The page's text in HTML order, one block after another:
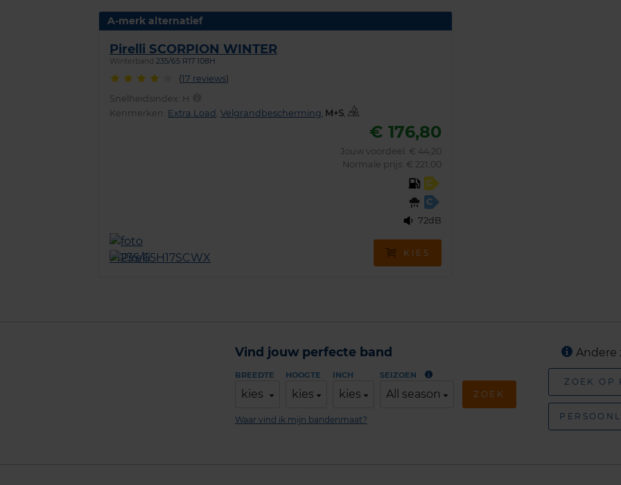
A-merk alternatief
Pirelli SCORPION WINTER
Winterband 235/65 R17 108H
(17 reviews)
Snelheidsindex: H
Kenmerken: Extra Load Velgrandbescherming ,
€ 176,80
Jouw voordeel: € 44,20
Normale prijs: € 221,00
C
C
72dB
KIES
Vind jouw perfecte band
BREEDTE
kies
HOOGTE
kies
INCH
kies
SEIZOEN
All season ZOEK
Waar vind ik mijn bandenmaat?
Andere
ZOEK OP